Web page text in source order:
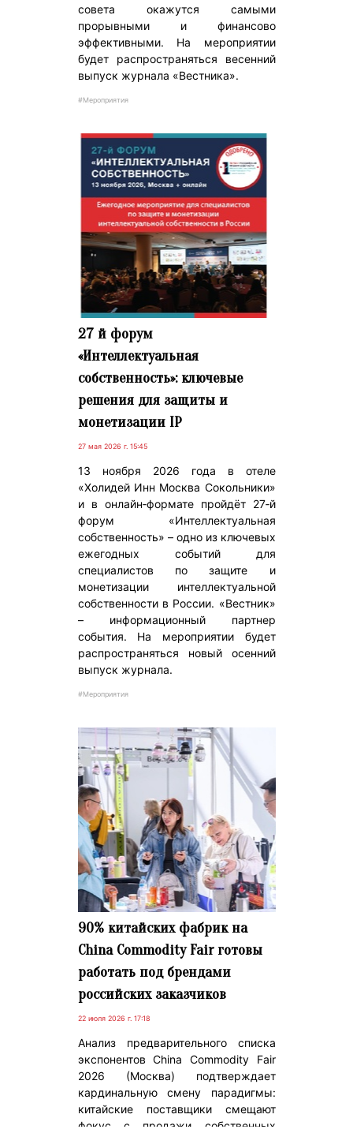
совета окажутся самыми
прорывными и финансово
эффективными. На мероприятии
будет распространяться весенний
выпуск журнала «Вестника».
#Мероприятия
27 й форум
«Интеллектуальная
собственность»: ключевые
решения для защиты и
монетизации IP
27 мая 2026 г. 15:45
13 ноября 2026 года в отеле
«Холидей Инн Москва Сокольники»
и в онлайн‑формате пройдёт 27‑й
форум «Интеллектуальная
собственность» – одно из ключевых
ежегодных событий для
специалистов по защите и
монетизации интеллектуальной
собственности в России. «Вестник»
– информационный партнер
события. На мероприятии будет
распространяться новый осенний
выпуск журнала.
#Мероприятия
90% китайских фабрик на
China Commodity Fair готовы
работать под брендами
российских заказчиков
22 июля 2026 г. 17:18
Анализ предварительного списка
экспонентов China Commodity Fair
2026 (Москва) подтверждает
кардинальную смену парадигмы:
китайские поставщики смещают
фокус с продажи собственных